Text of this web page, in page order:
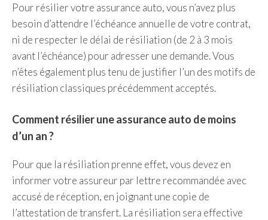
Pour résilier votre assurance auto, vous n’avez plus
besoin d’attendre l’échéance annuelle de votre contrat,
ni de respecter le délai de résiliation (de 2 à 3 mois
avant l’échéance) pour adresser une demande. Vous
n’êtes également plus tenu de justifier l’un des motifs de
résiliation classiques précédemment acceptés.
Comment résilier une assurance auto de moins
d’un an ?
Pour que la résiliation prenne effet, vous devez en
informer votre assureur par lettre recommandée avec
accusé de réception, en joignant une copie de
l’attestation de transfert. La résiliation sera effective